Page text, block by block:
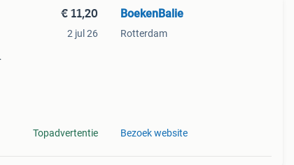
€ 11,20
2 jul 26
Topadvertentie
BoekenBalie
Rotterdam
Bezoek website